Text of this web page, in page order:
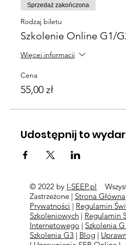
Sprzedaż zakończona
Rodzaj biletu
Szkolenie Online G1/
Więcej informacji
Cena
55,00 zł
Udostępnij to
© 2022 by I-SEEP.pl
Zastrzeżone | Strona Główna
Prywatności | Regulamin
Szkoleniowych| Regulamin
Internetowego | Szkolenia
Szkolenia G3 | Blog|